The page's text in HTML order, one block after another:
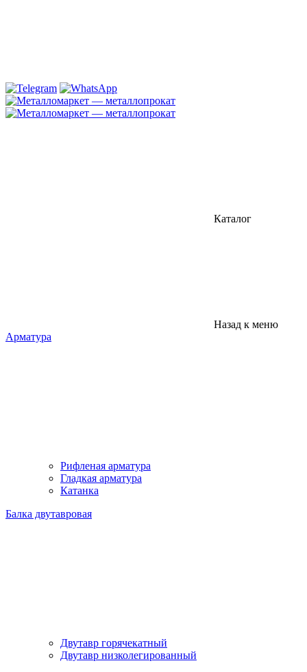
Каталог
Назад к меню
Арматура
Рифленая арматура
Гладкая арматура
Катанка
Балка двутавровая
Двутавр горячекатный
Двутавр низколегированный